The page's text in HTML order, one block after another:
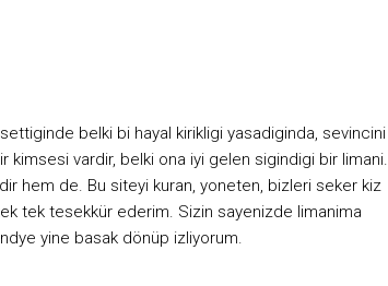
belki bi hayal kirikligi yasadiginda, sevincini
vardir, belki ona iyi gelen sigindigi bir limani.
hem de. Bu siteyi kuran, yoneten, bizleri seker kiz
tek tesekkür ederim. Sizin sayenizde limanima
yine basak dönüp izliyorum.